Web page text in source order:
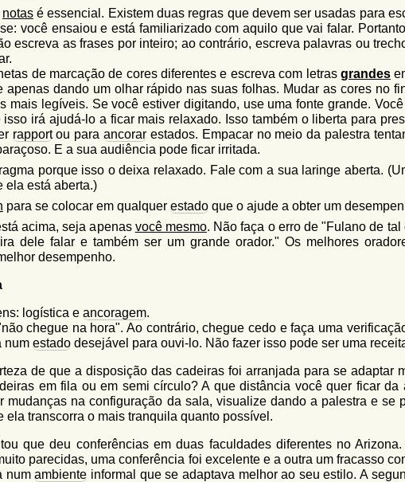
notasé essencial. Existem duas regras que devem ser usadas para
você ensaiou e está familiarizado com aquilo que vai falar.
escreva as frases por inteiro; ao contrário, escreva palavras ou
de marcação de cores diferentes e escreva com letras grandes
apenas dando um olhar rápido nas suas folhas. Mudar as cores no
mais legíveis. Se você estiver digitando, use uma fonte grande.
irá ajudá-lo a ficar mais relaxado. Isso também o liberta para
rapportou paraancorar estados. Empacar no meio da palestra
E a sua audiência pode ficar irritada.
porque isso o deixa relaxado. Fale com a sua laringe aberta.
ela está aberta.)
para se colocar em qualquer estado que o ajude a obter um
acima, seja apenas você mesmo. Não faça o erro de "Fulano de tal
dele falar e também ser um grande orador." Os melhores
desempenho.
logística e ancoragem.
chegue na hora". Ao contrário, chegue cedo e faça uma
num estado desejável para ouvi-lo. Não fazer isso pode ser uma
de que a disposição das cadeiras foi arranjada para se adaptar
em fila ou em semi círculo? A que distância você quer ficar da
mudanças na configuração da sala, visualize dando a palestra e se
ela transcorra o mais tranquila quanto possível.
que deu conferências em duas faculdades diferentes no
parecidas, uma conferência foi excelente e a outra um fracasso
numambiente informal que se adaptava melhor ao seu estilo. A